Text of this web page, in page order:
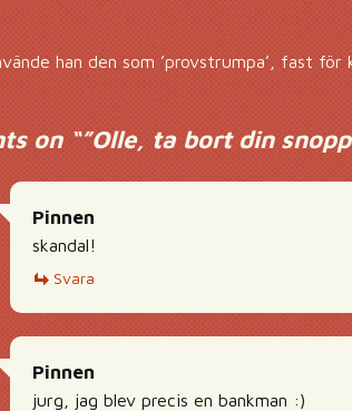
han den som ’provstrumpa’, fast för
on “”Olle, ta bort din
Pinnen
skandal!
Svara
Pinnen
jurg, jag blev precis en bankman :)